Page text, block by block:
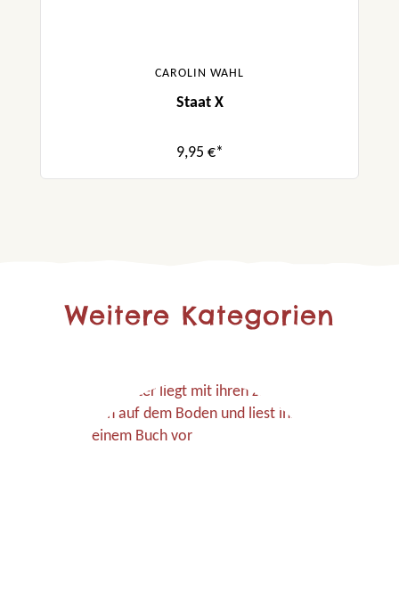
CAROLIN WAHL
Staat X
9,95 €*
Weitere Kategorien